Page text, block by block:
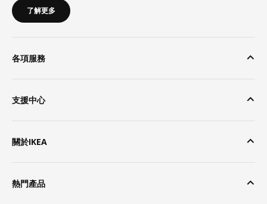
了解更多
各項服務
支援中心
關於IKEA
熱門產品